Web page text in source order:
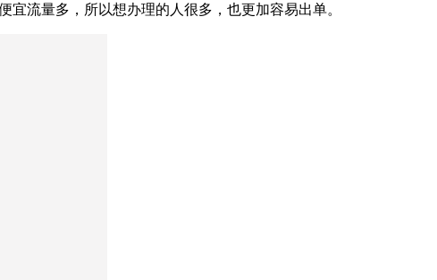
宜流量多，所以想办理的人很多，也更加容易出单。